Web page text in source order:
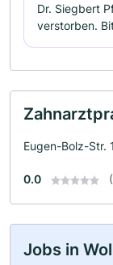
Dr. Siegbert
verstorben.
Eugen-Bolz-Str.
0.0
Jobs in